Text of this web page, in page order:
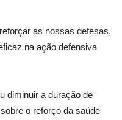
as nossas defesas,
na ação defensiva
diminuir a duração de
o reforço da saúde